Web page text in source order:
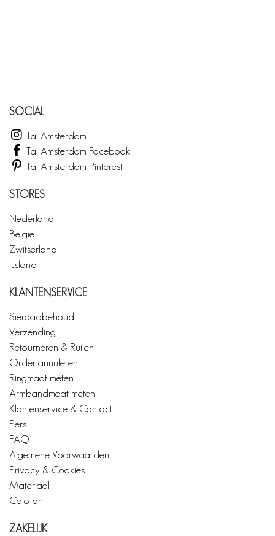
SOCIAL
Taj Amsterdam
Taj Amsterdam Facebook
Taj Amsterdam Pinterest
STORES
Nederland
België
Zwitserland
IJsland
KLANTENSERVICE
Sieraadbehoud
Verzending
Retourneren & Ruilen
Order annuleren
Ringmaat meten
Armbandmaat meten
Klantenservice & Contact
Pers
FAQ
Algemene Voorwaarden
Privacy & Cookies
Materiaal
Colofon
ZAKELIJK